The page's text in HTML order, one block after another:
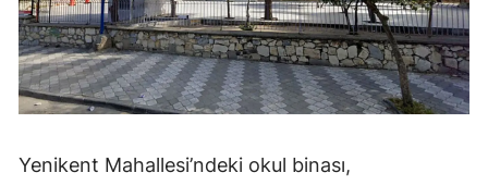
Yenikent Mahallesi’ndeki okul binası,